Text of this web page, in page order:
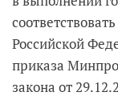
Российской
приказа
закона от